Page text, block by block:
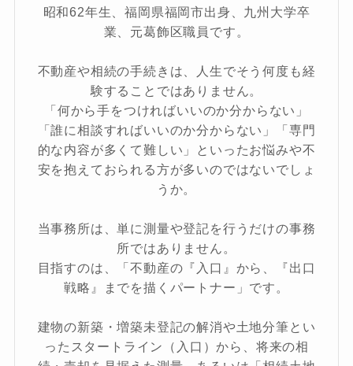
昭和62年生、福岡県福岡市出身、九州大学卒
業、元葛飾区職員です。
不動産や相続の手続きは、人生でそう何度も経
験することではありません。
「何から手をつければいいのか分からない」
「誰に相談すればいいのか分からない」「専門
的な内容が多くて難しい」といったお悩みや不
安を抱えておられる方が多いのではないでしょ
うか。
当事務所は、単に測量や登記を行うだけの事務
所ではありません。
目指すのは、「不動産の『入口』から、『出口
戦略』までを描くパートナー」です。
建物の新築・増築未登記の解消や土地分筆とい
ったスタートライン（入口）から、将来の相